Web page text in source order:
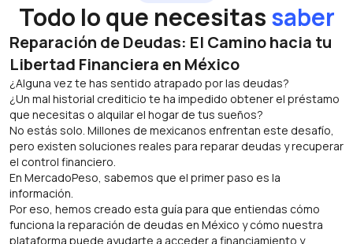
Todo lo que necesitassaber
Reparación de Deudas: El Camino hacia tu
Libertad Financiera en México
¿Alguna vez te has sentido atrapado por las deudas?
¿Un mal historial crediticio te ha impedido obtener el préstamo
que necesitas o alquilar el hogar de tus sueños?
No estás solo. Millones de mexicanos enfrentan este desafío,
pero existen soluciones reales para reparar deudas y recuperar
el control financiero.
En MercadoPeso, sabemos que el primer paso es la
información.
Por eso, hemos creado esta guía para que entiendas cómo
funciona la reparación de deudas en México y cómo nuestra
plataforma puede ayudarte a acceder a financiamiento y